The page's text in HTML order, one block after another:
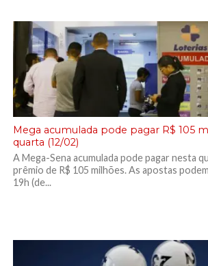
Mega acumulada pode pagar R$ 105
quarta (12/02)
A Mega-Sena acumulada pode pagar nesta
prêmio de R$ 105 milhões. As apostas
19h (de...